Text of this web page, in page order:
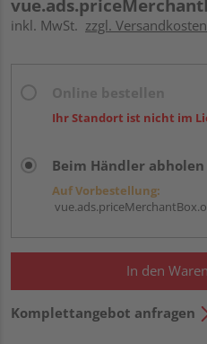
inkl. MwSt. zzgl.
Ihr Standort ist nicht im
Beim Händler abholen
Auf Vorbestellung:
In den
Komplettangebot anfragen